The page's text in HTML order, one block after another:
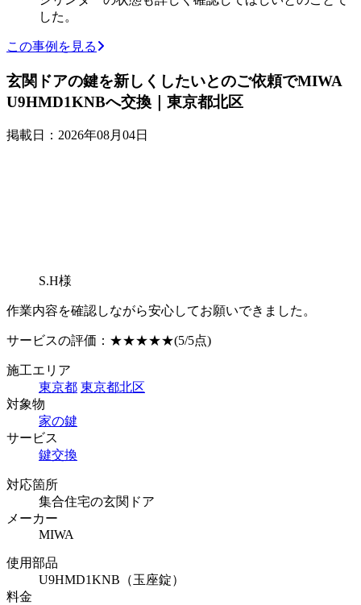
した。
この事例を見る
玄関ドアの鍵を新しくしたいとのご依頼でMIWA
U9HMD1KNBへ交換｜東京都北区
掲載日：2026年08月04日
S.H様
作業内容を確認しながら安心してお願いできました。
サービスの評価： ★★★★★(5/5点)
施工エリア
東京都 東京都北区
対象物
家の鍵
サービス
鍵交換
対応箇所
集合住宅の玄関ドア
メーカー
MIWA
使用部品
U9HMD1KNB（玉座錠）
料金